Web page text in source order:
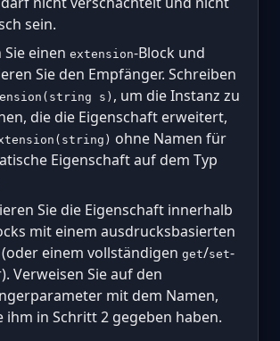
sein.
einen extension-Block und
Sie den Empfänger. Schreiben
s) , um die Instanz zu
die die Eigenschaft erweitert,
ohne Namen für
Eigenschaft auf dem Typ
Sie die Eigenschaft innerhalb
mit einem ausdrucksbasierten
einem vollständigen get/set-
Verweisen Sie auf den
mit dem Namen,
ihm in Schritt 2 gegeben haben.